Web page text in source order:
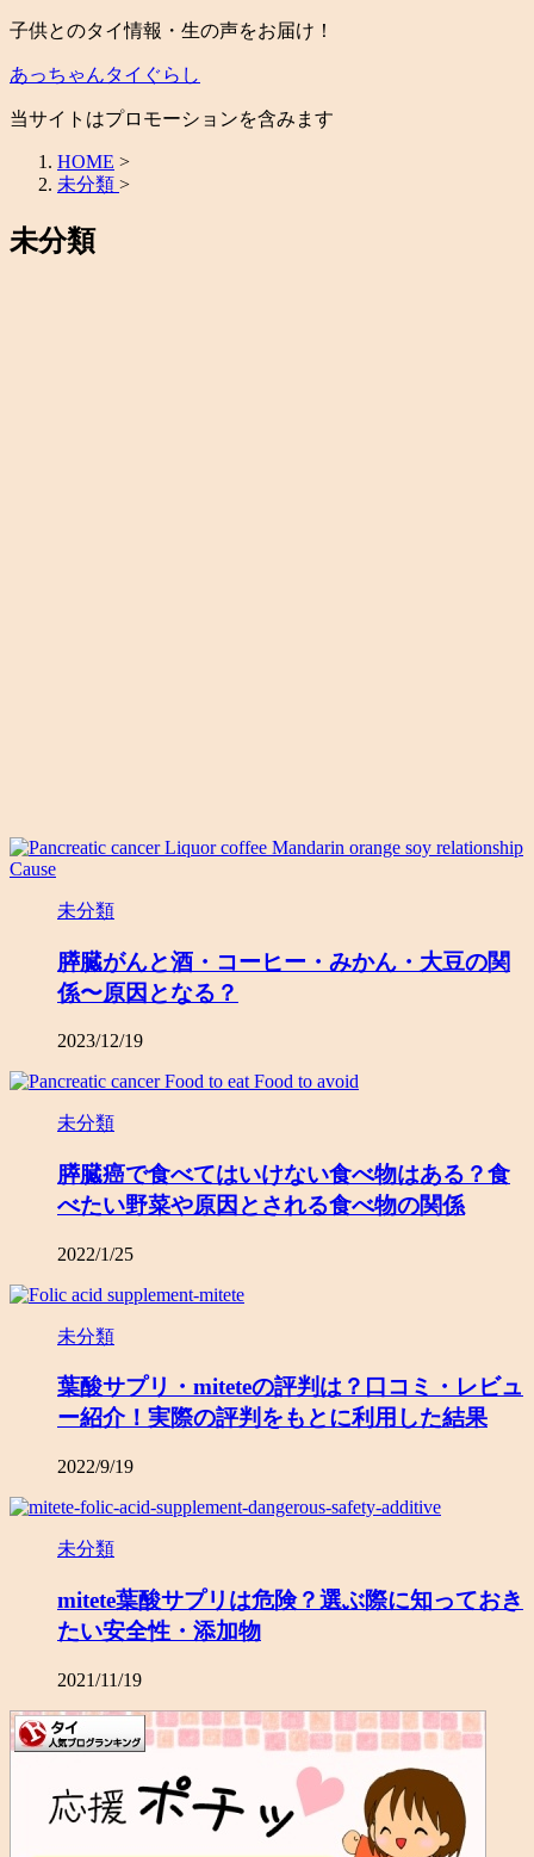
子供とのタイ情報・生の声をお届け！
あっちゃんタイぐらし
当サイトはプロモーションを含みます
HOME >
未分類 >
未分類
未分類
膵臓がんと酒・コーヒー・みかん・大豆の関
係〜原因となる？
2023/12/19
未分類
膵臓癌で食べてはいけない食べ物はある？食
べたい野菜や原因とされる食べ物の関係
2022/1/25
未分類
葉酸サプリ・miteteの評判は？口コミ・レビュ
ー紹介！実際の評判をもとに利用した結果
2022/9/19
未分類
mitete葉酸サプリは危険？選ぶ際に知っておき
たい安全性・添加物
2021/11/19